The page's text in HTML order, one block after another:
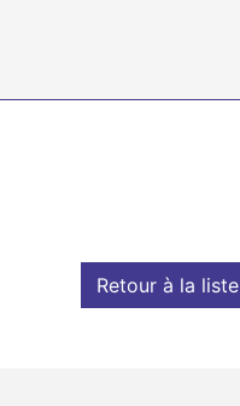
Retour à la liste